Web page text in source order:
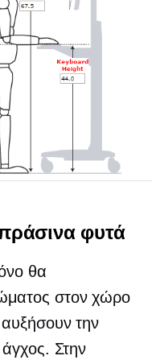
φυτά
θα
στον χώρο
την
Στην